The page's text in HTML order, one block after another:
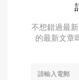
不想錯過最
的最新文章